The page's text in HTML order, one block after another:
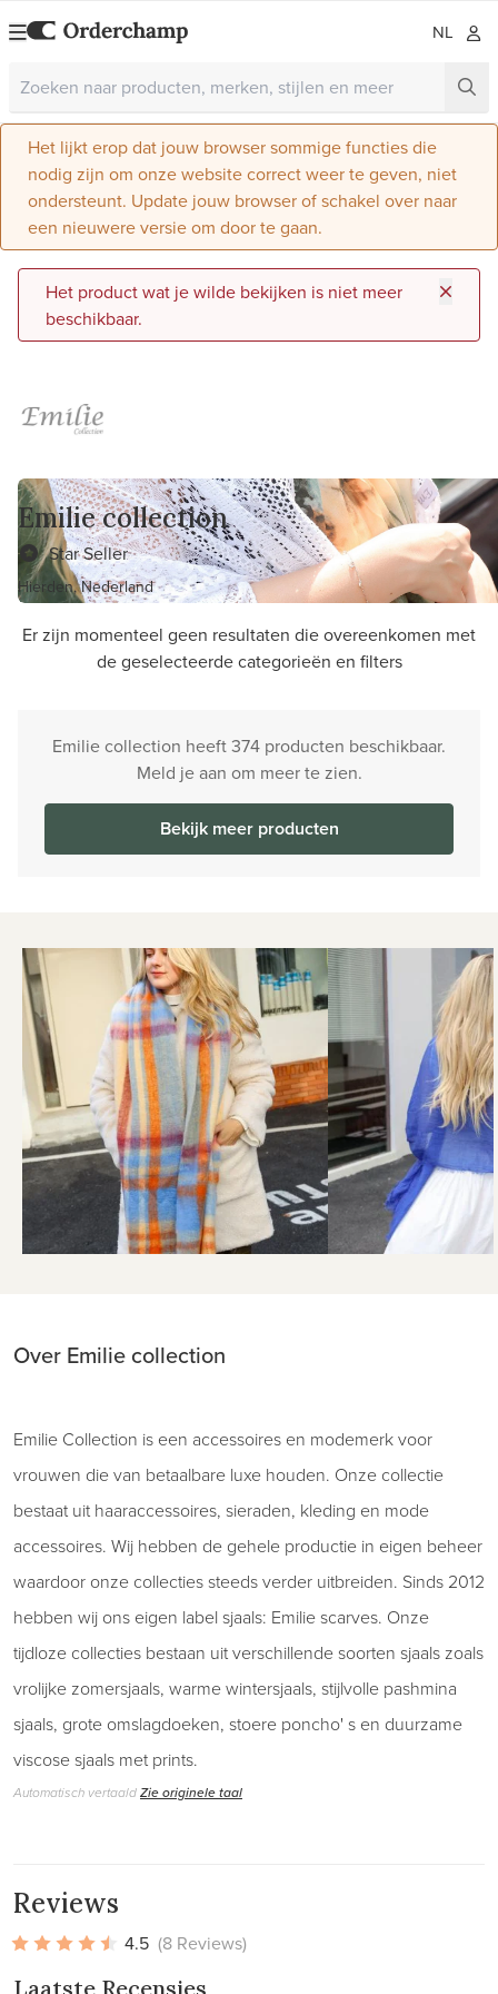
NL
Het lijkt erop dat jouw browser sommige functies die
nodig zijn om onze website correct weer te geven, niet
ondersteunt. Update jouw browser of schakel over naar
een nieuwere versie om door te gaan.
Het product wat je wilde bekijken is niet meer
beschikbaar.
Emilie collection
Star Seller
Hierden, Nederland
Er zijn momenteel geen resultaten die overeenkomen met
de geselecteerde categorieën en filters
Emilie collection heeft 374 producten beschikbaar.
Meld je aan om meer te zien.
Bekijk meer producten
Over Emilie collection
Emilie Collection is een accessoires en modemerk voor
vrouwen die van betaalbare luxe houden. Onze collectie
bestaat uit haaraccessoires, sieraden, kleding en mode
accessoires. Wij hebben de gehele productie in eigen beheer
waardoor onze collecties steeds verder uitbreiden. Sinds 2012
hebben wij ons eigen label sjaals: Emilie scarves. Onze
tijdloze collecties bestaan uit verschillende soorten sjaals zoals
vrolijke zomersjaals, warme wintersjaals, stijlvolle pashmina
sjaals, grote omslagdoeken, stoere poncho' s en duurzame
viscose sjaals met prints.
Automatisch vertaaldZie originele taal
Reviews
4.5 (8 Reviews)
Laatste Recensies